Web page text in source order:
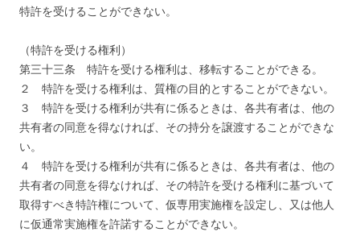
特許を受けることができない。
（特許を受ける権利）
第三十三条 特許を受ける権利は、移転することができる。
２ 特許を受ける権利は、質権の目的とすることができない。
３ 特許を受ける権利が共有に係るときは、各共有者は、他の
共有者の同意を得なければ、その持分を譲渡することができな
い。
４ 特許を受ける権利が共有に係るときは、各共有者は、他の
共有者の同意を得なければ、その特許を受ける権利に基づいて
取得すべき特許権について、仮専用実施権を設定し、又は他人
に仮通常実施権を許諾することができない。